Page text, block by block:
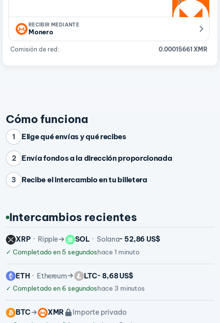
RECIBIR MEDIANTE
Monero
Comisión de red: 0.00015661 XMR
Cómo funciona
1 Elige qué envías y qué recibes
2 Envía fondos a la dirección proporcionada
3 Recibe el intercambio en tu billetera
Intercambios recientes
XRP Ripple SOL Solana~ 52,86 US$
✓ Completado en 5 segundoshace 1 minuto
ETH Ethereum LTC~ 8,68 US$
✓ Completado en 6 segundoshace 3 minutos
BTC XMR Importe privado